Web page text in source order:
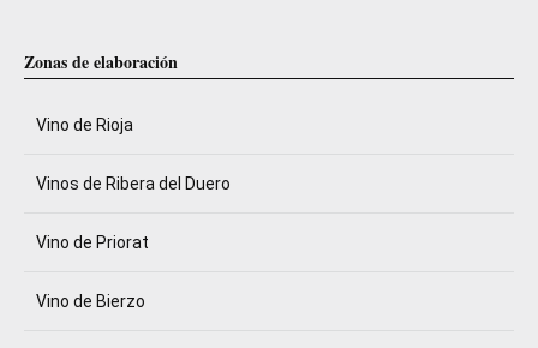
Zonas de elaboración
Vino de Rioja
Vinos de Ribera del Duero
Vino de Priorat
Vino de Bierzo